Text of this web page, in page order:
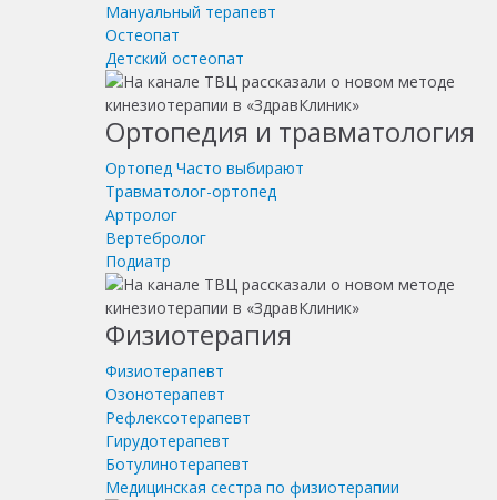
Мануальный терапевт
Остеопат
Детский остеопат
Ортопедия и травматология
Ортопед Часто выбирают
Травматолог-ортопед
Артролог
Вертебролог
Подиатр
Физиотерапия
Физиотерапевт
Озонотерапевт
Рефлексотерапевт
Гирудотерапевт
Ботулинотерапевт
Медицинская сестра по физиотерапии